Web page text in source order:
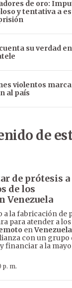
de oro:
y tentativa a
su verdad
violentos
al país
de
de prótesis a
de los
Venezuela
a la fabricación de
para atender a
enVenezuela
con un
financiar a la
p. m.